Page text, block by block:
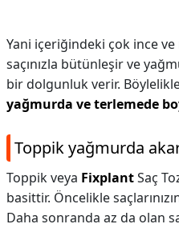
Yani içeriğindeki çok ince
saçınızla bütünleşir ve
bir dolgunluk verir. Böylelikle
yağmurda ve terlemede
Toppik yağmurda
Toppik veya FixplantSaç
basittir. Öncelikle
Daha sonranda az da olan